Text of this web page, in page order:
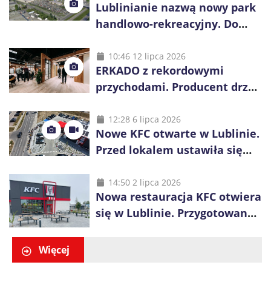
Lublinianie nazwą nowy park
handlowo-rekreacyjny. Do
10:46 12 lipca 2026
ERKADO z rekordowymi
przychodami. Producent drzwi
inwestycje
12:28 6 lipca 2026
Nowe KFC otwarte w Lublinie.
Przed lokalem ustawiła się
14:50 2 lipca 2026
Nowa restauracja KFC otwiera
się w Lublinie. Przygotowano
Więcej